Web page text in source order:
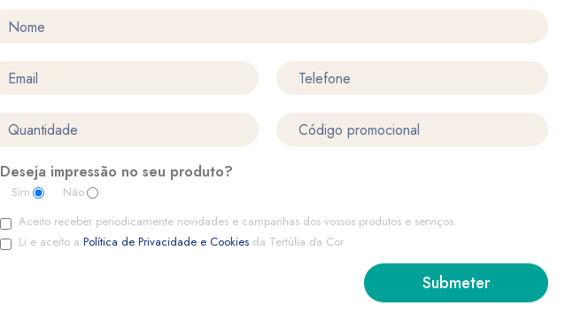
Deseja impressão no seu produto?
Sim
Não
Aceito receber periodicamente novidades e campanhas dos vossos produtos e serviços.
Li e aceito a Política de Privacidade e Cookies da Tertúlia da Cor